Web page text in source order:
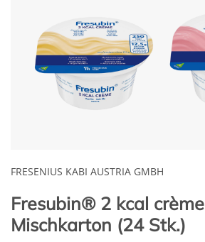
FRESENIUS KABI AUSTRIA GMBH
Fresubin® 2 kcal crème
Mischkarton (24 Stk.)